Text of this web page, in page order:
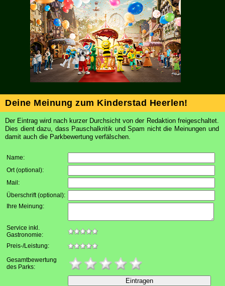
Deine Meinung zum Kinderstad Heerlen!
Der Eintrag wird nach kurzer Durchsicht von der Redaktion freigeschaltet.
Dies dient dazu, dass Pauschalkritik und Spam nicht die Meinungen und
damit auch die Parkbewertung verfälschen.
Name:
Ort (optional):
Mail :
Überschrift (optional):
Ihre Meinung:
Service inkl.
Gastronomie:
Preis-/Leistung:
Gesamtbewertung
des Parks: